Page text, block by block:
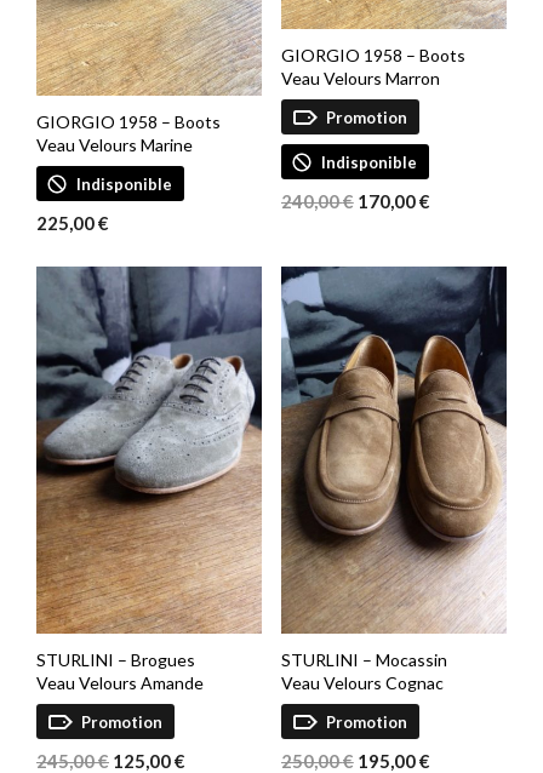
GIORGIO 1958 – Boots
Veau Velours Marine
Indisponible
225,00€
GIORGIO 1958 – Boots
Veau Velours Marron
Promotion
Indisponible
240,00€ Le
était :
240,00 €.
170,00€Le
est :
170,00 €.
STURLINI – Brogues
Veau Velours Amande
Promotion
245,00€ Le
125,00€
STURLINI – Mocassin
Veau Velours Cognac
Promotion
250,00€ Le
195,00€Le